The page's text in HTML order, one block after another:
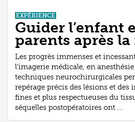
EXPÉRIENCE
Guider l’enfant
parents après
Les progrès immenses et
l’imagerie médicale, en
techniques neurochirurgicales
repérage précis des lésions et des
fines et plus respectueuses du
séquelles postopératoires ont ...